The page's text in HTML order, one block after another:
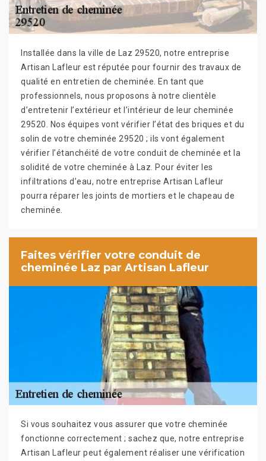
Installée dans la ville de Laz 29520, notre entreprise
Artisan Lafleur est réputée pour fournir des travaux de
qualité en entretien de cheminée. En tant que
professionnels, nous proposons à notre clientèle
d’entretenir l’extérieur et l’intérieur de leur cheminée
29520. Nos équipes vont vérifier l’état des briques et du
solin de votre cheminée 29520 ; ils vont également
vérifier l’étanchéité de votre conduit de cheminée et la
solidité de votre cheminée à Laz. Pour éviter les
infiltrations d’eau, notre entreprise Artisan Lafleur
pourra réparer les joints de mortiers et le chapeau de
cheminée.
Faites vérifier votre conduit de
cheminée Laz par Artisan Lafleur
Si vous souhaitez vous assurer que votre cheminée
fonctionne correctement ; sachez que, notre entreprise
Artisan Lafleur peut également réaliser une vérification